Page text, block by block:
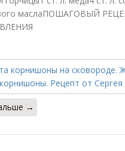
маслаПОШАГОВЫЙ
→